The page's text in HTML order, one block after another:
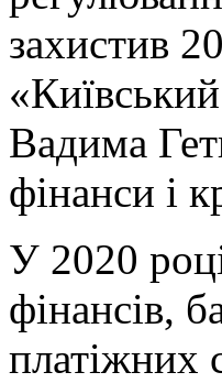
захистив
Вадима
фінанси і
У 2020
фінансів,
платіжних